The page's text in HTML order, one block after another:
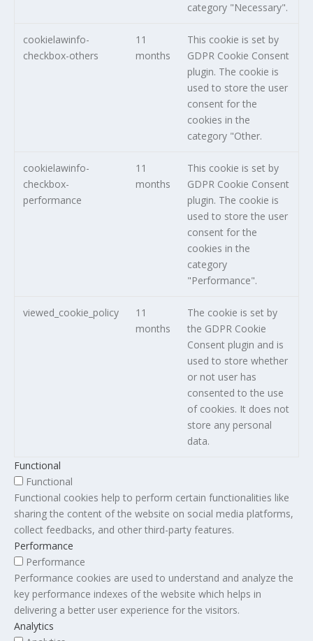
category "Necessary".
cookielawinfo-
checkbox-others
11
months
This cookie is set by
GDPR Cookie Consent
plugin. The cookie is
used to store the user
consent for the
cookies in the
category "Other.
cookielawinfo-
checkbox-
performance
11
months
This cookie is set by
GDPR Cookie Consent
plugin. The cookie is
used to store the user
consent for the
cookies in the
category
"Performance".
viewed_cookie_policy
11
months
The cookie is set by
the GDPR Cookie
Consent plugin and is
used to store whether
or not user has
consented to the use
of cookies. It does not
store any personal
data.
Functional
Functional
Functional cookies help to perform certain functionalities like
sharing the content of the website on social media platforms,
collect feedbacks, and other third-party features.
Performance
Performance
Performance cookies are used to understand and analyze the
key performance indexes of the website which helps in
delivering a better user experience for the visitors.
Analytics